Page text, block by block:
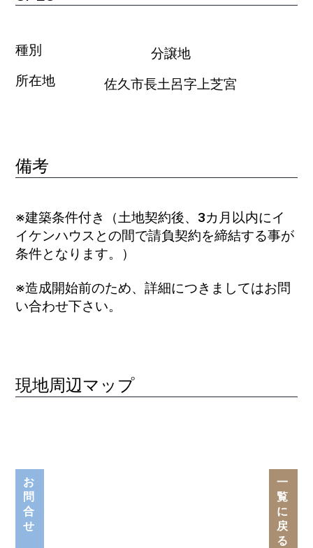
種別
分譲地
所在地
佐久市長土呂字上芝宮
備考
※建築条件付き（土地契約後、3カ月以内にイ
イケンハウスとの間で請負契約を締結する事が
条件となります。）
※造成開始前のため、詳細につきましてはお問
い合わせ下さい。
現地周辺マップ
お
問
合
せ
一
覧
に
戻
る